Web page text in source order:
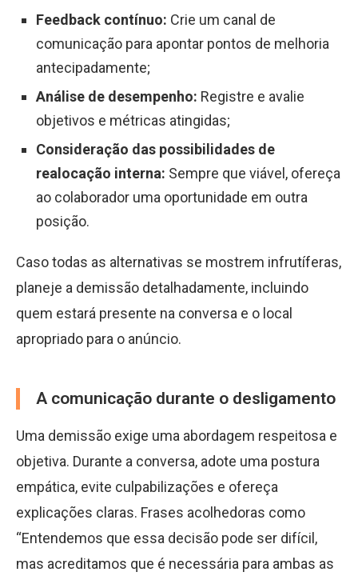
Feedback contínuo: Crie um canal de
comunicação para apontar pontos de melhoria
antecipadamente;
Análise de desempenho: Registre e avalie
objetivos e métricas atingidas;
Consideração das possibilidades de
realocação interna: Sempre que viável, ofereça
ao colaborador uma oportunidade em outra
posição.
Caso todas as alternativas se mostrem infrutíferas,
planeje a demissão detalhadamente, incluindo
quem estará presente na conversa e o local
apropriado para o anúncio.
A comunicação durante o desligamento
Uma demissão exige uma abordagem respeitosa e
objetiva. Durante a conversa, adote uma postura
empática, evite culpabilizações e ofereça
explicações claras. Frases acolhedoras como
“Entendemos que essa decisão pode ser difícil,
mas acreditamos que é necessária para ambas as